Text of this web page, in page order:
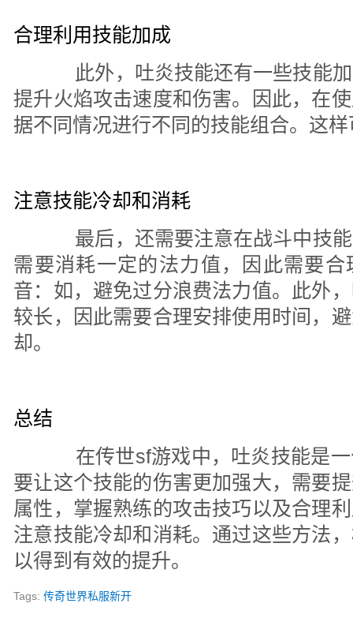
合理利用技能加成
此外，吐炎技能还有一些技能加
提升火焰攻击速度和伤害。因此，在
据不同情况进行不同的技能组合。这
注意技能冷却和消耗
最后，还需要注意在战斗中技能
需要消耗一定的法力值，因此需要
音：如，避免过分浪费法力值。此外
较长，因此需要合理安排使用时间，
却。
总结
在传世sf游戏中，吐炎技能是一
要让这个技能的伤害更加强大，需要
属性，掌握熟练的攻击技巧以及合理
注意技能冷却和消耗。通过这些方法
以得到有效的提升。
Tags:传奇世界私服新开